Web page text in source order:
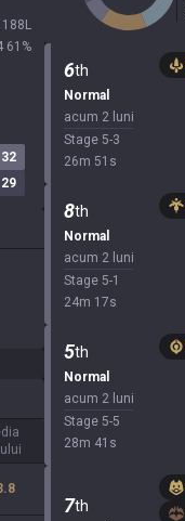
188 L
61 %
32
29
6th
Normal
acum 2 luni
Stage 5-3
26m 51 s
8th
Normal
acum 2 luni
Stage 5-1
24m 17s
5th
Normal
acum 2 luni
Stage 5-5
28m 41 s
7th